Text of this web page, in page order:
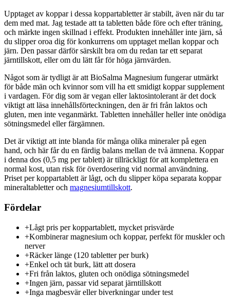
Upptaget av koppar i dessa koppartabletter är stabilt, även när du tar
dem med mat. Jag testade att ta tabletten både före och efter träning,
och märkte ingen skillnad i effekt. Produkten innehåller inte järn, så
du slipper oroa dig för konkurrens om upptaget mellan koppar och
järn. Den passar därför särskilt bra om du redan tar ett separat
järntillskott, eller om du lätt får för höga järnvärden.
Något som är tydligt är att BioSalma Magnesium fungerar utmärkt
för både män och kvinnor som vill ha ett smidigt koppar supplement
i vardagen. För dig som är vegan eller laktosintolerant är det dock
viktigt att läsa innehållsförteckningen, den är fri från laktos och
gluten, men inte veganmärkt. Tabletten innehåller heller inte onödiga
sötningsmedel eller färgämnen.
Det är viktigt att inte blanda för många olika mineraler på egen
hand, och här får du en färdig balans mellan de två ämnena. Koppar
i denna dos (0,5 mg per tablett) är tillräckligt för att komplettera en
normal kost, utan risk för överdosering vid normal användning.
Priset per koppartablett är lågt, och du slipper köpa separata koppar
mineraltabletter och magnesiumtillskott.
Fördelar
+Lågt pris per koppartablett, mycket prisvärde
+Kombinerar magnesium och koppar, perfekt för muskler och
nerver
+Räcker länge (120 tabletter per burk)
+Enkel och tät burk, lätt att dosera
+Fri från laktos, gluten och onödiga sötningsmedel
+Ingen järn, passar vid separat järntillskott
+Inga magbesvär eller biverkningar under test